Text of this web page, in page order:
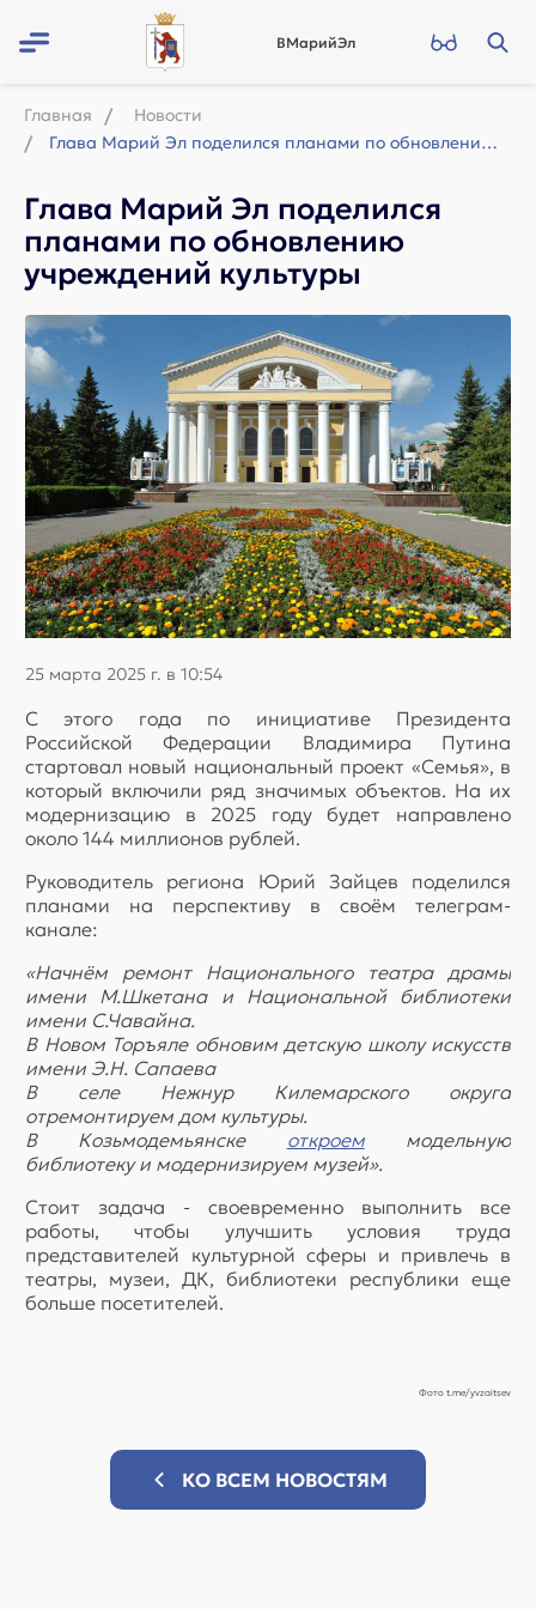
ВМарийЭл
Главная
Новости
Глава Марий Эл поделился планами по обновлению учреждений культуры
Глава Марий Эл поделился
планами по обновлению
учреждений культуры
25 марта 2025 г. в 10:54
С этого года по инициативе Президента
Российской Федерации Владимира Путина
стартовал новый национальный проект «Семья», в
который включили ряд значимых объектов. На их
модернизацию в 2025 году будет направлено
около 144 миллионов рублей.
Руководитель региона Юрий Зайцев поделился
планами на перспективу в своём телеграм-
канале:
«Начнём ремонт Национального театра драмы
имени М.Шкетана и Национальной библиотеки
имени С.Чавайна.
В Новом Торъяле обновим детскую школу искусств
имени Э.Н. Сапаева
В селе Нежнур Килемарского округа
отремонтируем дом культуры.
В Козьмодемьянске откроеммодельную
библиотеку и модернизируем музей».
Стоит задача - своевременно выполнить все
работы, чтобы улучшить условия труда
представителей культурной сферы и привлечь в
театры, музеи, ДК, библиотеки республики еще
больше посетителей.
Фото t.me/yvzaitsev
КО ВСЕМ НОВОСТЯМ